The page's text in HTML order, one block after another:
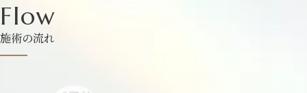
Flow
施術の流れ